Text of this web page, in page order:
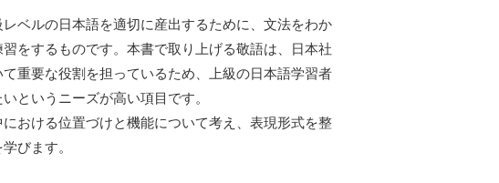
ベルの日本語を適切に産出するために、文法をわか
をするものです。本書で取り上げる敬語は、日本社
重要な役割を担っているため、上級の日本語学習者
というニーズが高い項目です。
おける位置づけと機能について考え、表現形式を整
びます。